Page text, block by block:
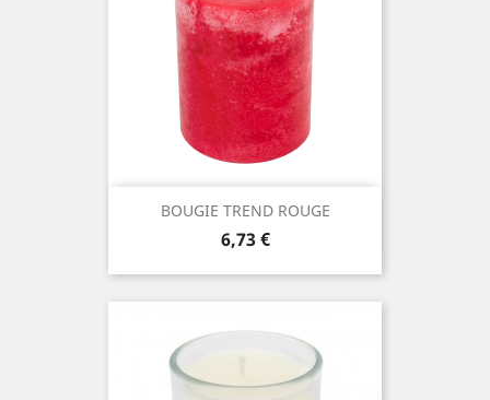
BOUGIE TREND ROUGE
Prix
6,73 €